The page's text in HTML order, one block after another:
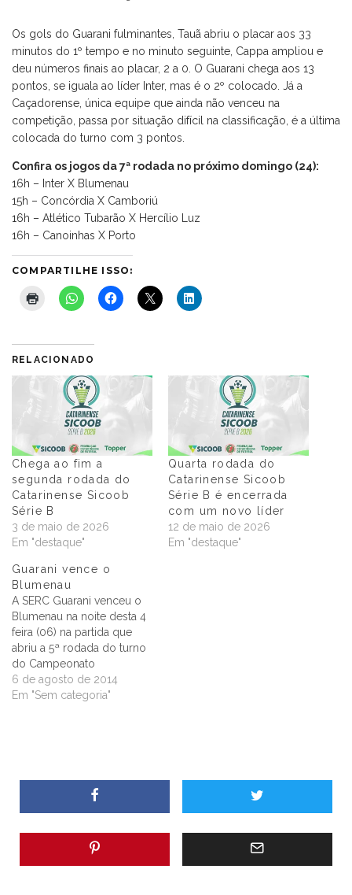
Os gols do Guarani fulminantes, Tauã abriu o placar aos 33
minutos do 1º tempo e no minuto seguinte, Cappa ampliou e
deu números finais ao placar, 2 a 0. O Guarani chega aos 13
pontos, se iguala ao líder Inter, mas é o 2º colocado. Já a
Caçadorense, única equipe que ainda não venceu na
competição, passa por situação difícil na classificação, é a última
colocada do turno com 3 pontos.
Confira os jogos da 7ª rodada no próximo domingo (24):
16h – Inter X Blumenau
15h – Concórdia X Camboriú
16h – Atlético Tubarão X Hercílio Luz
16h – Canoinhas X Porto
COMPARTILHE ISSO:
RELACIONADO
Chega ao fim a
segunda rodada do
Catarinense Sicoob
Série B
3 de maio de 2026
Em "destaque"
Quarta rodada do
Catarinense Sicoob
Série B é encerrada
com um novo líder
12 de maio de 2026
Em "destaque"
Guarani vence o
Blumenau
A SERC Guarani venceu o
Blumenau na noite desta 4
feira (06) na partida que
abriu a 5ª rodada do turno
do Campeonato
Catarinense da Série B
2014. Jogando em Palhoça,
6 de agosto de 2014
Em "Sem categoria"